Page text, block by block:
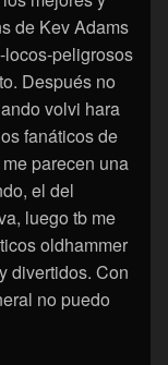
de Kev Adams
peligrosos
Después no
volvi hara
fanáticos de
parecen una
el del
luego tb me
oldhammer
divertidos. Con
no puedo